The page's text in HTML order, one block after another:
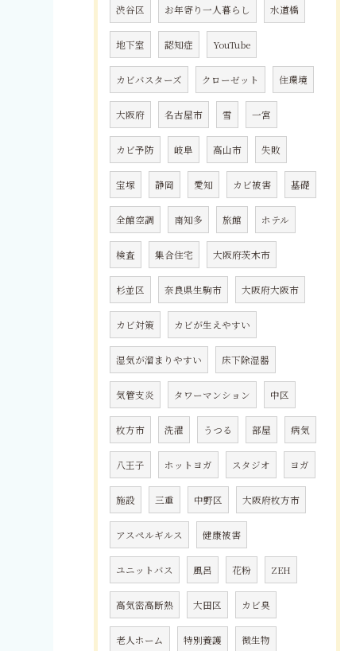
渋谷区 お年寄り一人暮らし 水道橋
地下室 認知症 YouTube
カビバスターズ クローゼット 住環境
大阪府 名古屋市 雪 一宮
カビ予防 岐阜 高山市 失敗
宝塚 静岡 愛知 カビ被害 基礎
全館空調 南知多 旅館 ホテル
検査 集合住宅 大阪府茨木市
杉並区 奈良県生駒市 大阪府大阪市
カビ対策 カビが生えやすい
湿気が溜まりやすい 床下除湿器
気管支炎 タワーマンション 中区
枚方市 洗濯 うつる 部屋 病気
八王子 ホットヨガ スタジオ ヨガ
施設 三重 中野区 大阪府枚方市
アスペルギルス 健康被害
ユニットバス 風呂 花粉 ZEH
高気密高断熱 大田区 カビ臭
老人ホーム 特別養護 微生物